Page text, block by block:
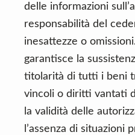
delle informazioni
responsabilità del
inesattezze o
garantisce la
titolarità di tutti i beni
vincoli o diritti vantati
la validità delle
l’assenza di situazioni